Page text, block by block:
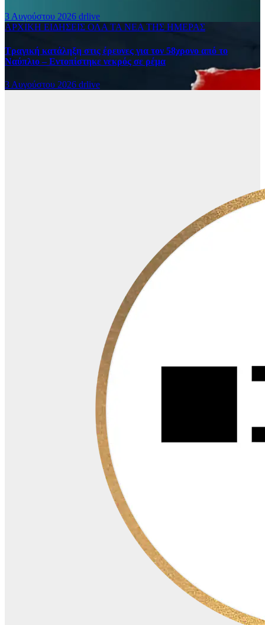
3 Αυγούστου 2026 drlive
ΑΡΧΙΚΗ ΕΙΔΗΣΕΙΣ ΟΛΑ ΤΑ ΝΕΑ ΤΗΣ ΗΜΕΡΑΣ
Τραγική κατάληξη στις έρευνες για τον 58χρονο από το
Ναύπλιο – Εντοπίστηκε νεκρός σε ρέμα
3 Αυγούστου 2026 drlive